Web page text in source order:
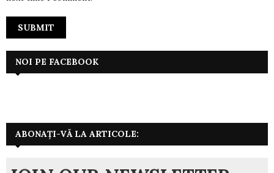
NOI PE FACEBOOK
ABONAȚI-VĂ LA ARTICOLE: